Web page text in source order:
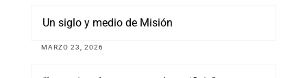
Un siglo y medio de Misión
MARZO 23, 2026